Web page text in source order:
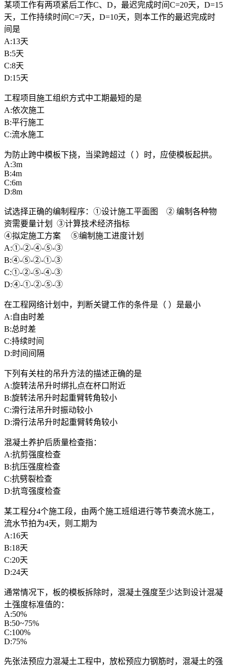
某项工作有两项紧后工作C、D，最迟完成时间C=20天，D=15
天，工作持续时间C=7天，D=10天，则本工作的最迟完成时
间是
A:13天
B:5天
C:8天
D:15天
工程项目施工组织方式中工期最短的是
A:依次施工
B:平行施工
C:流水施工
为防止跨中模板下挠，当梁跨超过（ ）时，应使模板起拱。
A:3m
B:4m
C:6m
D:8m
试选择正确的编制程序：①设计施工平面图 ② 编制各种物
资需要量计划 ③计算技术经济指标
④拟定施工方案 ⑤编制施工进度计划
A:①-②-④-⑤-③
B:④-⑤-②-①-③
C:①-②-⑤-④-③
D:④-①-②-⑤-③
在工程网络计划中，判断关键工作的条件是（ ）是最小
A:自由时差
B:总时差
C:持续时间
D:时间间隔
下列有关柱的吊升方法的描述正确的是
A:旋转法吊升时绑扎点在杯口附近
B:旋转法吊升时起重臂转角较小
C:滑行法吊升时振动较小
D:滑行法吊升时起重臂转角较小
混凝土养护后质量检查指：
A:抗剪强度检查
B:抗压强度检查
C:抗劈裂检查
D:抗弯强度检查
某工程分4个施工段，由两个施工班组进行等节奏流水施工，
流水节拍为4天，则工期为
A:16天
B:18天
C:20天
D:24天
通常情况下，板的模板拆除时，混凝土强度至少达到设计混凝
土强度标准值的：
A:50%
B:50~75%
C:100%
D:75%
先张法预应力混凝土工程中，放松预应力钢筋时，混凝土的强